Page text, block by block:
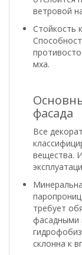
ветровой
Стойкость
мха.
фасада
Все
вещества.
требует
фасадными
склонна к